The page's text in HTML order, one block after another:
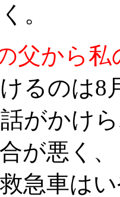
。
父から
るのは8
がかけ
が悪く
急車は